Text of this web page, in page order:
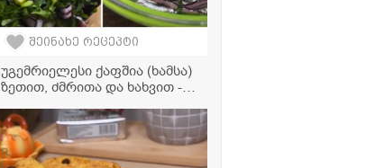
შეინახე რეცეპტი
უგემრიელესი ქაფშია (ხამსა)
ზეთით, ძმრითა და ხახვით -
რეცეპტი